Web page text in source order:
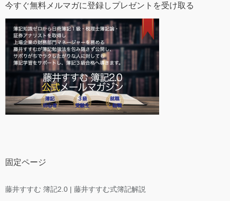
今すぐ無料メルマガに登録しプレゼントを受け取る
固定ページ
藤井すすむ 簿記2.0 | 藤井すすむ式簿記解説